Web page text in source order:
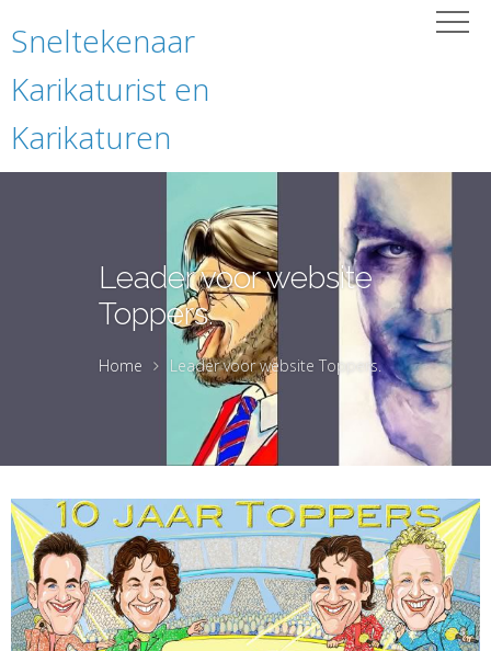
Sneltekenaar
Karikaturist en
Karikaturen
Leader voor website
Toppers.
Home Leader voor website Toppers.